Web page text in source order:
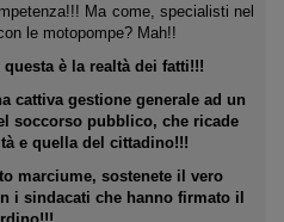
Ma come, specialisti nel
le motopompe? Mah!!
è la realtà dei fatti!!!
cattiva gestione generale ad un
soccorso pubblico, che ricade
e quella del cittadino!!!
marciume, sostenete il vero
i sindacati che hanno firmato il